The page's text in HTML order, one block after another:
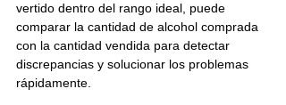
vertido dentro del rango ideal, puede
comparar la cantidad de alcohol comprada
con la cantidad vendida para detectar
discrepancias y solucionar los problemas
rápidamente.